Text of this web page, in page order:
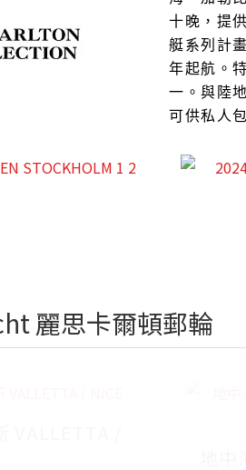
十晚，提
艇系列計
年起航。
一。與陸
可供私人
麗思卡爾頓郵輪
地